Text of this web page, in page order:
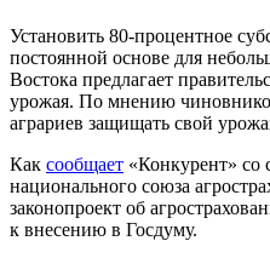
Установить 80-процентное
постоянной основе для
Востока предлагает
урожая. По мнению
аграриев защищать свой
Как сообщает «Конкурент» со
национального союза
законопроект об
к внесению в Госдуму.